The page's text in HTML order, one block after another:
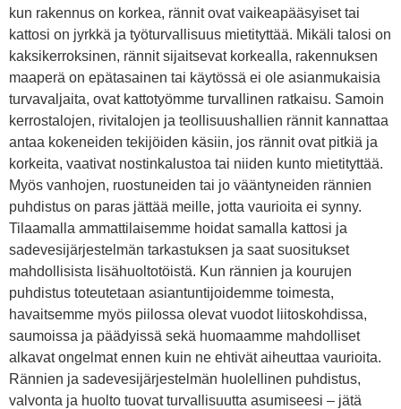
kun rakennus on korkea, rännit ovat vaikeapääsyiset tai
kattosi on jyrkkä ja työturvallisuus mietityttää. Mikäli talosi on
kaksikerroksinen, rännit sijaitsevat korkealla, rakennuksen
maaperä on epätasainen tai käytössä ei ole asianmukaisia
turvavaljaita, ovat kattotyömme turvallinen ratkaisu. Samoin
kerrostalojen, rivitalojen ja teollisuushallien rännit kannattaa
antaa kokeneiden tekijöiden käsiin, jos rännit ovat pitkiä ja
korkeita, vaativat nostinkalustoa tai niiden kunto mietityttää.
Myös vanhojen, ruostuneiden tai jo vääntyneiden rännien
puhdistus on paras jättää meille, jotta vaurioita ei synny.
Tilaamalla ammattilaisemme hoidat samalla kattosi ja
sadevesijärjestelmän tarkastuksen ja saat suositukset
mahdollisista lisähuoltotöistä. Kun rännien ja kourujen
puhdistus toteutetaan asiantuntijoidemme toimesta,
havaitsemme myös piilossa olevat vuodot liitoskohdissa,
saumoissa ja päädyissä sekä huomaamme mahdolliset
alkavat ongelmat ennen kuin ne ehtivät aiheuttaa vaurioita.
Rännien ja sadevesijärjestelmän huolellinen puhdistus,
valvonta ja huolto tuovat turvallisuutta asumiseesi – jätä